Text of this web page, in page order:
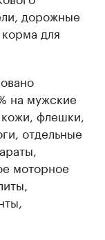
дорожные
для
на мужские
кожи, флешки,
отдельные
моторное